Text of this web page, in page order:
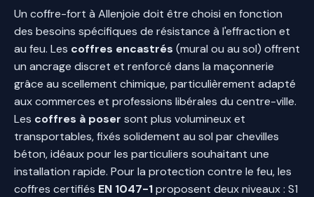
Un coffre-fort à Allenjoie doit être choisi en fonction
des besoins spécifiques de résistance à l'effraction et
au feu. Les coffres encastrés (mural ou au sol) offrent
un ancrage discret et renforcé dans la maçonnerie
grâce au scellement chimique, particulièrement adapté
aux commerces et professions libérales du centre-ville.
Les coffres à poser sont plus volumineux et
transportables, fixés solidement au sol par chevilles
béton, idéaux pour les particuliers souhaitant une
installation rapide. Pour la protection contre le feu, les
coffres certifiés EN 1047-1proposent deux niveaux : S1